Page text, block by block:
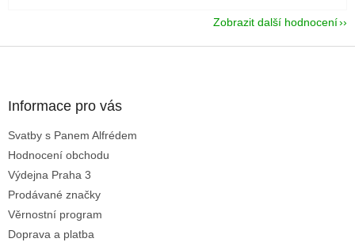
Zobrazit další hodnocení
Informace pro vás
Svatby s Panem Alfrédem
Hodnocení obchodu
Výdejna Praha 3
Prodávané značky
Věrnostní program
Doprava a platba